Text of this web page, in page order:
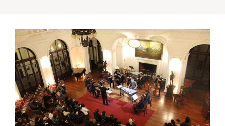
Funcionarios
Alumni
English